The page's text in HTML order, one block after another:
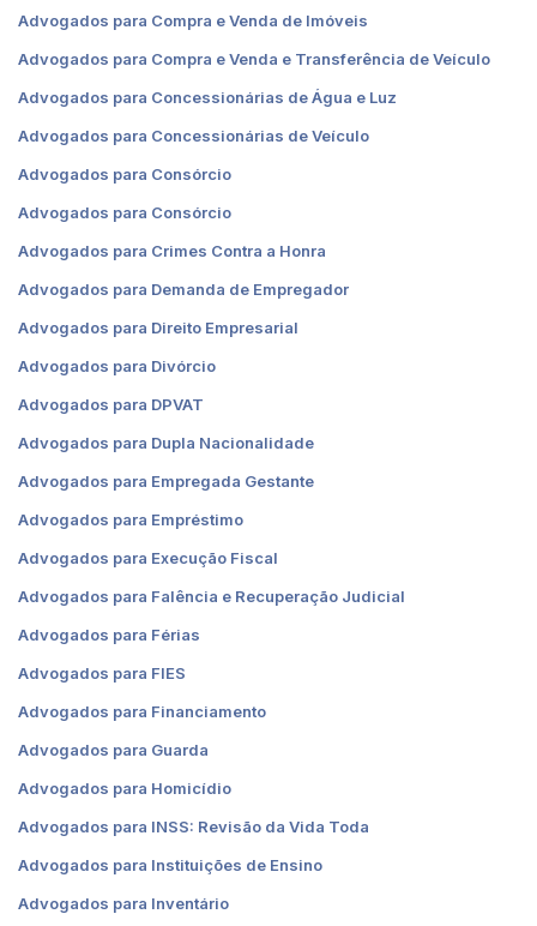
Advogados para Compra e Venda de Imóveis
Advogados para Compra e Venda e Transferência de Veículo
Advogados para Concessionárias de Água e Luz
Advogados para Concessionárias de Veículo
Advogados para Consórcio
Advogados para Consórcio
Advogados para Crimes Contra a Honra
Advogados para Demanda de Empregador
Advogados para Direito Empresarial
Advogados para Divórcio
Advogados para DPVAT
Advogados para Dupla Nacionalidade
Advogados para Empregada Gestante
Advogados para Empréstimo
Advogados para Execução Fiscal
Advogados para Falência e Recuperação Judicial
Advogados para Férias
Advogados para FIES
Advogados para Financiamento
Advogados para Guarda
Advogados para Homicídio
Advogados para INSS: Revisão da Vida Toda
Advogados para Instituições de Ensino
Advogados para Inventário